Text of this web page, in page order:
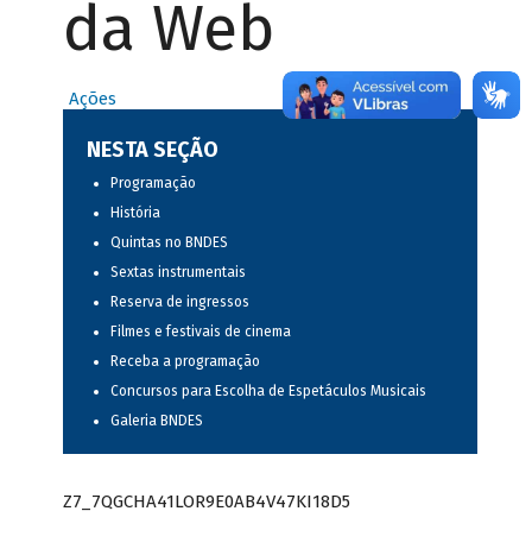
da Web
Ações
NESTA SEÇÃO
Programação
História
Quintas no BNDES
Sextas instrumentais
Reserva de ingressos
Filmes e festivais de cinema
Receba a programação
Concursos para Escolha de Espetáculos Musicais
Galeria BNDES
Z7_7QGCHA41LOR9E0AB4V47KI18D5